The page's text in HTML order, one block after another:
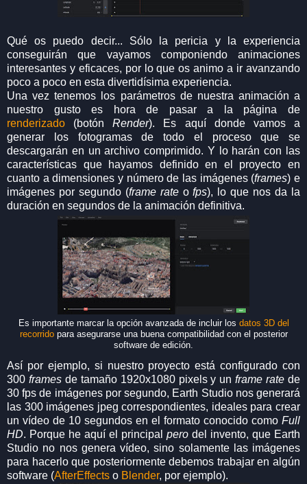
Qué os puedo decir... Sólo la pericia y la experiencia
conseguirán que vayamos componiendo animaciones
interesantes y eficaces, por lo que os animo a ir avanzando
poco a poco en esta divertidísima experiencia.
Una vez tenemos los parámetros de nuestra animación a
nuestro gusto es hora de pasar a la página de
renderizado (botónRender). Es aquí donde vamos a
generar los fotogramas de todo el proceso que se
descargarán en un archivo comprimido. Y lo harán con las
características que hayamos definido en el proyecto en
cuanto a dimensiones y número de las imágenes (frames) e
imágenes por segundo (frame rateofps), lo que nos da la
duración en segundos de la animación definitiva.
Es importante marcar la opción avanzada de incluir los datos 3D del
recorridopara asegurarse una buena compatibilidad con el posterior
software de edición.
Así por ejemplo, si nuestro proyecto está configurado con
300 frames de tamaño 1920x1080 pixels y unframe rate de
30 fps de imágenes por segundo, Earth Studio nos generará
las 300 imágenes jpeg correspondientes, ideales para crear
un vídeo de 10 segundos en el formato conocido como Full
HD. Porque he aquí el principal pero del invento, que Earth
Studio no nos genera vídeo, sino solamente las imágenes
para hacerlo que posteriormente debemos trabajar en algún
software (AfterEffects o Blender, por ejemplo).